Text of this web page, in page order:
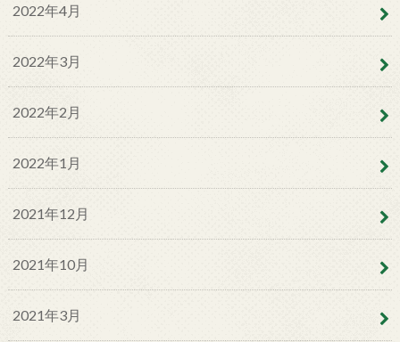
2022年4月
2022年3月
2022年2月
2022年1月
2021年12月
2021年10月
2021年3月